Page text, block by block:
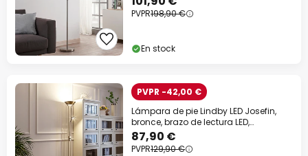
PVPR198,90 €
En stock
PVPR -42,00 €
Lámpara de pie Lindby LED Josefin,
bronce, brazo de lectura LED,
atenuable
87,90 €
PVPR129,90 €